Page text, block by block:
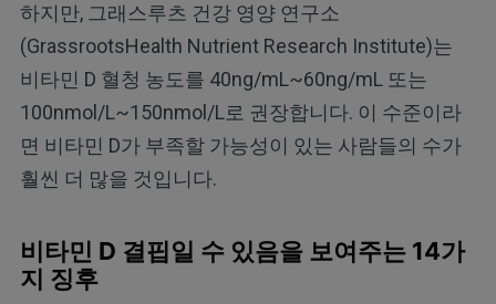
하지만, 그래스루츠 건강 영양 연구소
(GrassrootsHealth Nutrient Research Institute)는
비타민 D 혈청 농도를 40ng/mL~60ng/mL 또는
100nmol/L~150nmol/L로 권장합니다. 이 수준이라
면 비타민 D가 부족할 가능성이 있는 사람들의 수가
훨씬 더 많을 것입니다.
비타민 D 결핍일 수 있음을 보여주는 14가
지 징후